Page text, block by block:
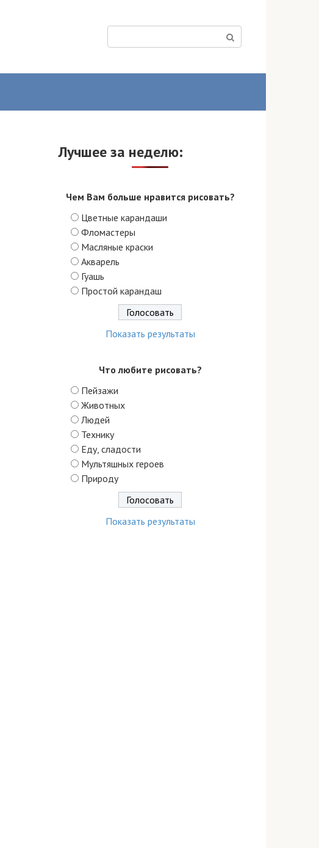
Лучшее за неделю:
Чем Вам больше нравится рисовать?
Цветные карандаши
Фломастеры
Масляные краски
Акварель
Гуашь
Простой карандаш
Показать результаты
Что любите рисовать?
Пейзажи
Животных
Людей
Технику
Еду, сладости
Мультяшных героев
Природу
Показать результаты